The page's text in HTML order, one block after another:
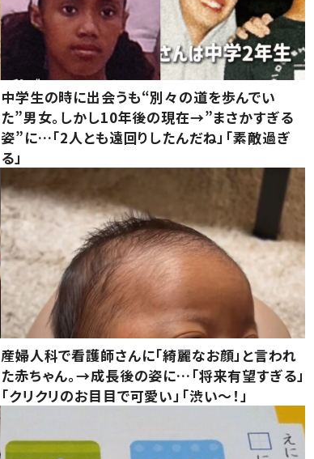
中学生の時に出会うも“別々の道を歩んでい
た”男女。しかし10年後の現在→”まさかすぎる
姿”に…「2人とも遠回りしたんだね」「素敵過ぎ
る」
産婦人科で看護師さんに「綺麗なお顔」と言われ
た赤ちゃん。→成長後の姿に…「将来有望すぎる」
「クリクリのお目目で可愛い」「渋い～！」